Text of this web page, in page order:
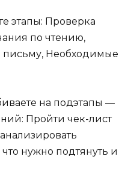
этапы: Проверка
по чтению,
Необходимые
на подэтапы —
Пройти чек-лист
нужно подтянуть и